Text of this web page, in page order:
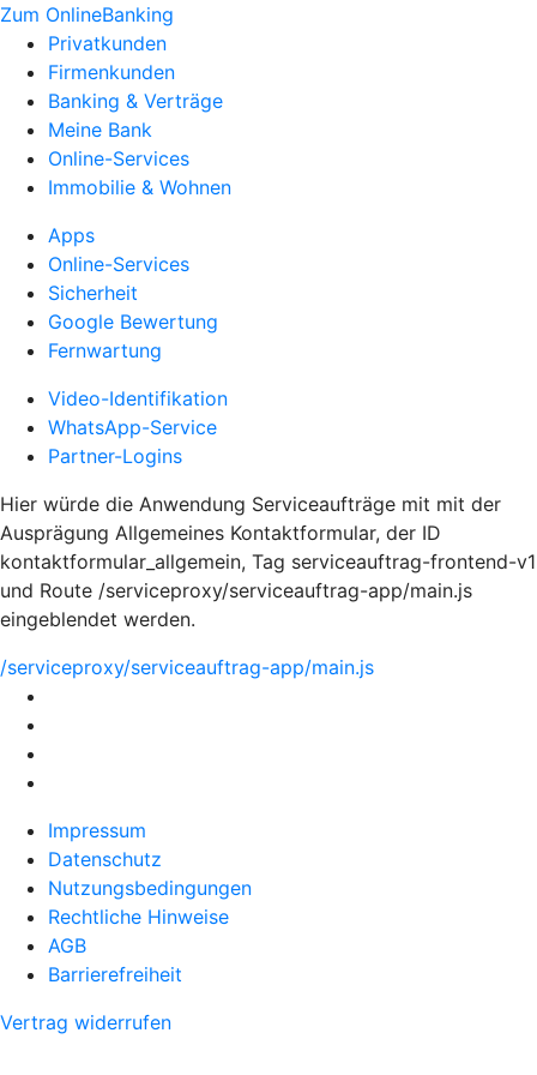
Zum OnlineBanking
Privatkunden
Firmenkunden
Banking & Verträge
Meine Bank
Online-Services
Immobilie & Wohnen
Apps
Online-Services
Sicherheit
Google Bewertung
Fernwartung
Video-Identifikation
WhatsApp-Service
Partner-Logins
Hier würde die Anwendung Serviceaufträge mit mit der
Ausprägung Allgemeines Kontaktformular, der ID
kontaktformular_allgemein, Tag serviceauftrag-frontend-v1
und Route /serviceproxy/serviceauftrag-app/main.js
eingeblendet werden.
/serviceproxy/serviceauftrag-app/main.js
Impressum
Datenschutz
Nutzungsbedingungen
Rechtliche Hinweise
AGB
Barrierefreiheit
Vertrag widerrufen